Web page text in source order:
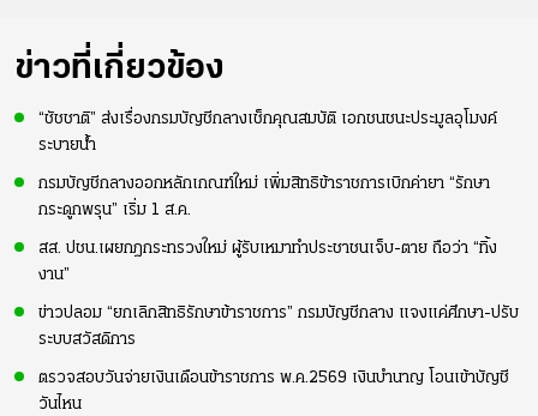
ข่าวที่เกี่ยวข้อง
“ชัชชาติ” ส่งเรื่องกรมบัญชีกลางเช็กคุณสมบัติ เอกชนชนะประมูลอุโมงค์
ระบายน้ำ
กรมบัญชีกลางออกหลักเกณฑ์ใหม่ เพิ่มสิทธิข้าราชการเบิกค่ายา “รักษา
กระดูกพรุน” เริ่ม 1 ส.ค.
สส. ปชน.เผยกฎกระทรวงใหม่ ผู้รับเหมาทำประชาชนเจ็บ-ตาย ถือว่า “ทิ้ง
งาน”
ข่าวปลอม “ยกเลิกสิทธิรักษาข้าราชการ” กรมบัญชีกลาง แจงแค่ศึกษา-ปรับ
ระบบสวัสดิการ
ตรวจสอบวันจ่ายเงินเดือนข้าราชการ พ.ค.2569 เงินบำนาญ โอนเข้าบัญชี
วันไหน